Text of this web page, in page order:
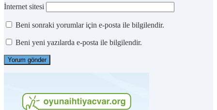
İnternet sitesi
Beni sonraki yorumlar için e-posta ile bilgilendir.
Beni yeni yazılarda e-posta ile bilgilendir.